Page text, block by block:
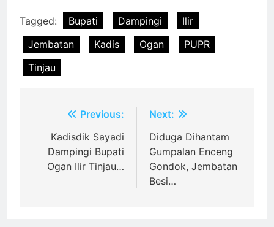
Tagged: Bupati Dampingi
Ilir
Jembatan
Kadis Ogan
PUPR
Tinjau
navigation
Previous:
Kadisdik Sayadi
Dampingi Bupati
Ogan Ilir Tinjau…
Next:
Diduga Dihantam
Gumpalan Enceng
Gondok, Jembatan
Besi…